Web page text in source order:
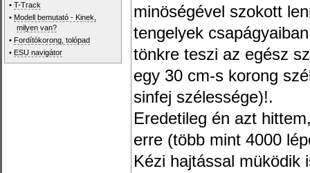
•T-Track
• Modell bemutató - Kinek,
milyen van?
• Fordítókorong, tolópad
• ESU navigátor
minöségével szokott
tengelyek
tönkre teszi az egész
egy 30 cm-s korong
sinfej szélessége)!.
Eredetileg én azt
erre (több mint 4000
Kézi hajtással müködik